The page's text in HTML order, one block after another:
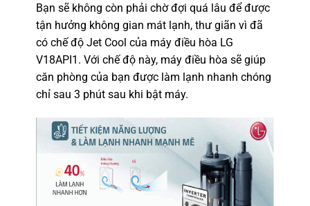
Bạn sẽ không còn phải chờ đợi quá lâu để được
tận hưởng không gian mát lạnh, thư giãn vì đã
có chế độ Jet Cool của máy điều hòa LG
V18API1. Với chế độ này, máy điều hòa sẽ giúp
căn phòng của bạn được làm lạnh nhanh chóng
chỉ sau 3 phút sau khi bật máy.